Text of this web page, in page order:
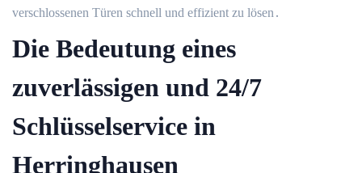
verschlossenen Türen schnell und effizient zu lösen․
Die Bedeutung eines
zuverlässigen und 24/7
Schlüsselservice in
Herringhausen